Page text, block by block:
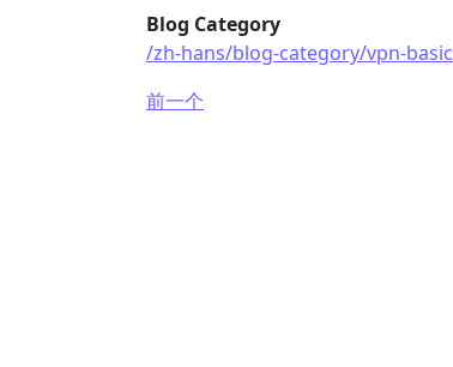
Blog Category
/zh-hans/blog-category/vpn-basic
前一个